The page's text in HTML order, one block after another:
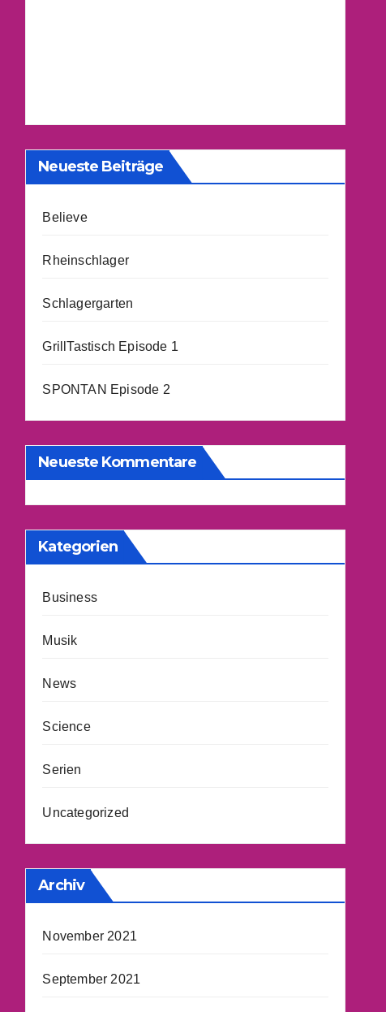
Neueste Beiträge
Believe
Rheinschlager
Schlagergarten
GrillTastisch Episode 1
SPONTAN Episode 2
Neueste Kommentare
Kategorien
Business
Musik
News
Science
Serien
Uncategorized
Archiv
November 2021
September 2021